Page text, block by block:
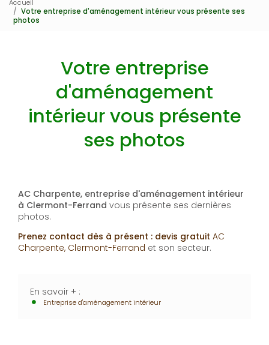
Accueil
Votre entreprise d'aménagement intérieur vous présente ses
photos
Votre entreprise
d'aménagement
intérieur vous présente
ses photos
AC Charpente, entreprise d'aménagement intérieur
à Clermont-Ferrand vous présente ses dernières
photos.
Prenez contact dès à présent : devis gratuit AC
Charpente, Clermont-Ferrand et son secteur.
En savoir + :
Entreprise d'aménagement intérieur